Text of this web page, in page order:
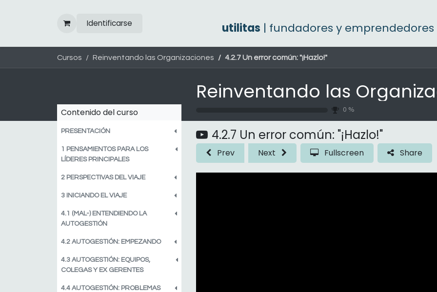
utilitas | fundadores y emprendedores
Identificarse
Cursos Reinventando las Organizaciones 4.2.7 Un error común: "¡Hazlo!"
0 %
Contenido del curso
PRESENTACIÓN
1 PENSAMIENTOS PARA LOS
LÍDERES PRINCIPALES
2 PERSPECTIVAS DEL VIAJE
3 INICIANDO EL VIAJE
4.1 (MAL-) ENTENDIENDO LA
AUTOGESTIÓN
4.2 AUTOGESTIÓN: EMPEZANDO
4.3 AUTOGESTIÓN: EQUIPOS,
COLEGAS Y EX GERENTES
4.4 AUTOGESTIÓN: PROBLEMAS
4.2.7 Un error común: "¡Hazlo!"
Prev Next Fullscreen Share